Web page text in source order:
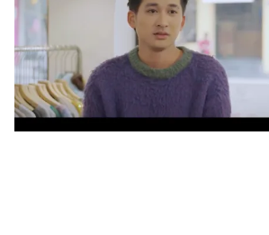
Tư vấn
Chuyên mục khác
Emagazine Podcast